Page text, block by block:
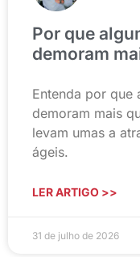
Por que
demoram
Entenda por que
demoram mais
levam umas a
ágeis.
LER ARTIGO >>
31 de julho de 2026